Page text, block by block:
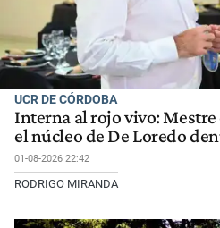
UCR DE CÓRDOBA
Interna al rojo vivo:
el núcleo de De Loredo
01-08-2026 22:42
RODRIGO MIRANDA